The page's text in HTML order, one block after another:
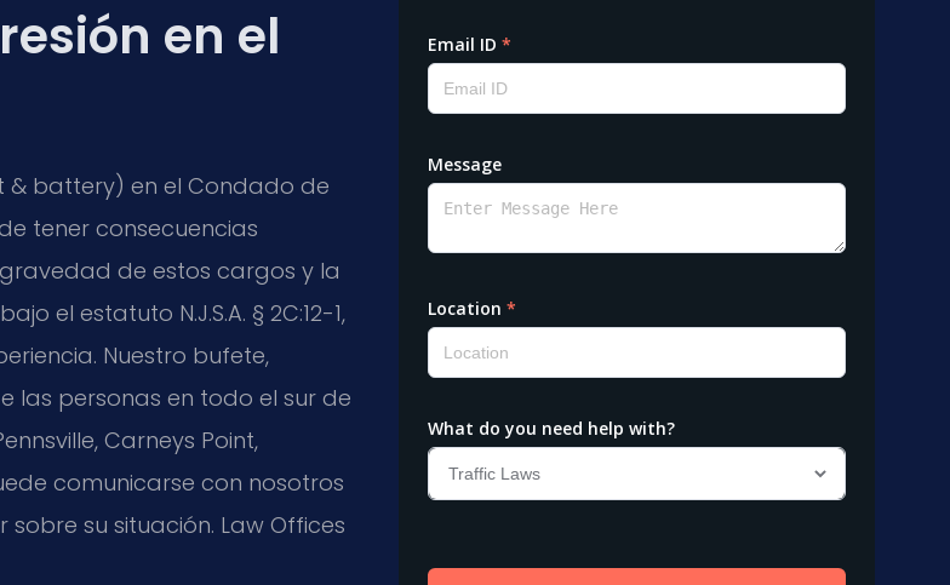
en el
& battery) en el Condado de
tener consecuencias
gravedad de estos cargos y la
el estatuto N.J.S.A. § 2C:12-1,
Nuestro bufete,
las personas en todo el sur de
Carneys Point,
comunicarse con nosotros
su situación. Law Offices